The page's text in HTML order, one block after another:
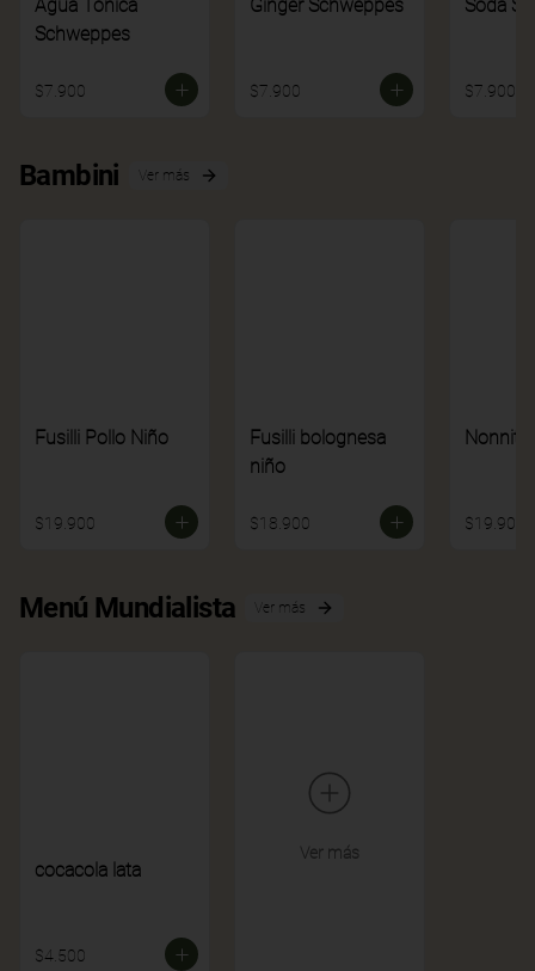
Agua Tónica
Schweppes
$7.900
Ginger Schweppes
$7.900
Soda
$7.900
Bambini Ver más
Fusilli Pollo Niño
$19.900
Fusilli bolognesa
niño
$18.900 $19.900
Menú Mundialista Ver más
cocacola lata
$4.500
Ver más